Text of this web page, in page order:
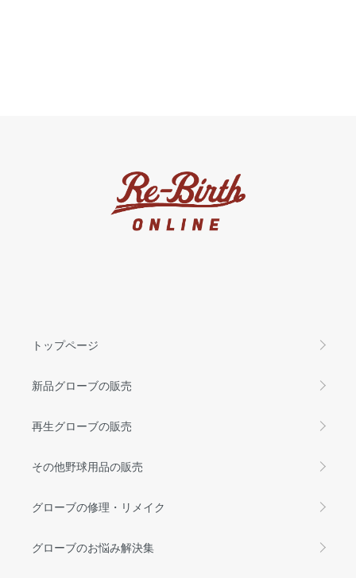
トップページ
新品グローブの販売
再生グローブの販売
その他野球用品の販売
グローブの修理・リメイク
グローブのお悩み解決集